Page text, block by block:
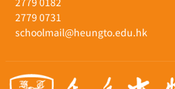
2779 0731
schoolmail@heungto.edu.hk